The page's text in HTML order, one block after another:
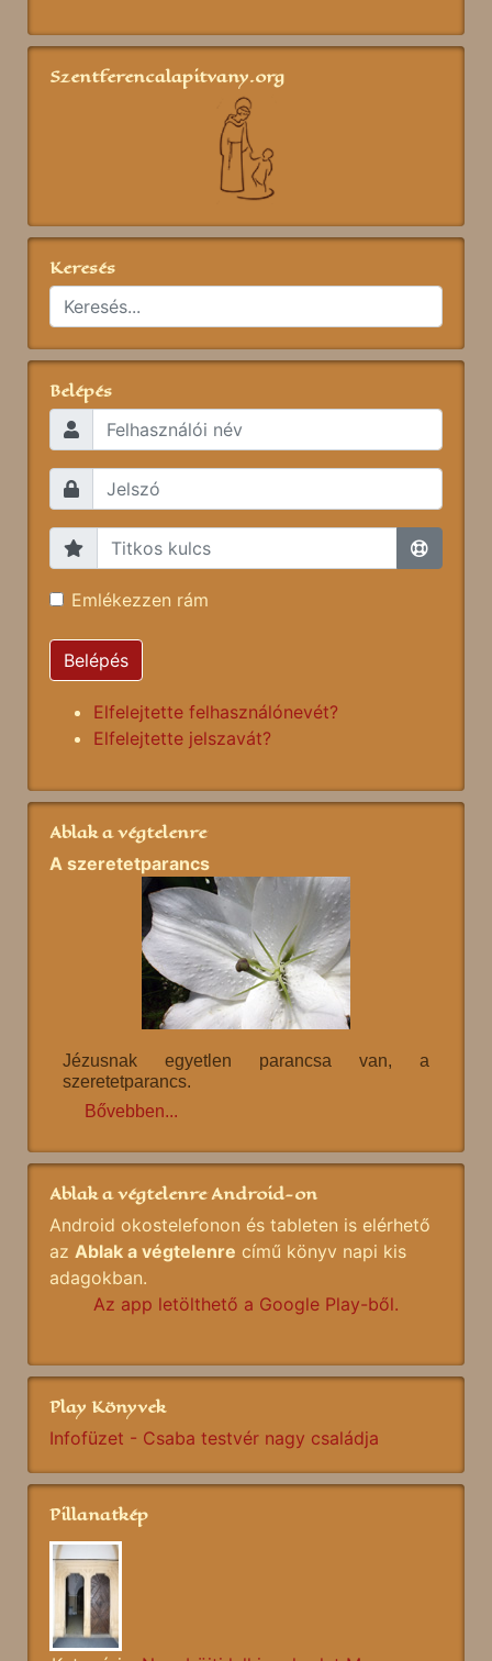
Szentferencalapitvany.org
Keresés
Belépés
Emlékezzen rám
Belépés
Elfelejtette felhasználónevét?
Elfelejtette jelszavát?
Ablak a végtelenre
A szeretetparancs
Jézusnak egyetlen parancsa van, a
szeretetparancs.
Bővebben...
Ablak a végtelenre Android-on
Android okostelefonon és tableten is elérhető
az Ablak a végtelenre című könyv napi kis
adagokban.
Az app letölthető a Google Play-ből.
Play Könyvek
Infofüzet - Csaba testvér nagy családja
Pillanatkép